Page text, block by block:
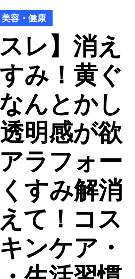
美容・健康
スレ】消え
み！黄ぐ
んとかし
明感が欲
ラフォー
すみ解消
て！コス
ンケア・